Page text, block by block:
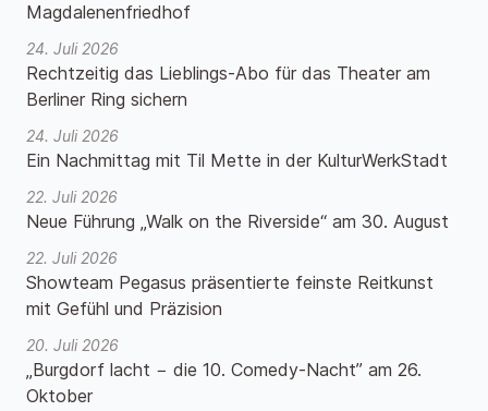
Magdalenenfriedhof
24. Juli 2026
Rechtzeitig das Lieblings-Abo für das Theater am
Berliner Ring sichern
24. Juli 2026
Ein Nachmittag mit Til Mette in der KulturWerkStadt
22. Juli 2026
Neue Führung „Walk on the Riverside“ am 30. August
22. Juli 2026
Showteam Pegasus präsentierte feinste Reitkunst
mit Gefühl und Präzision
20. Juli 2026
„Burgdorf lacht − die 10. Comedy-Nacht” am 26.
Oktober